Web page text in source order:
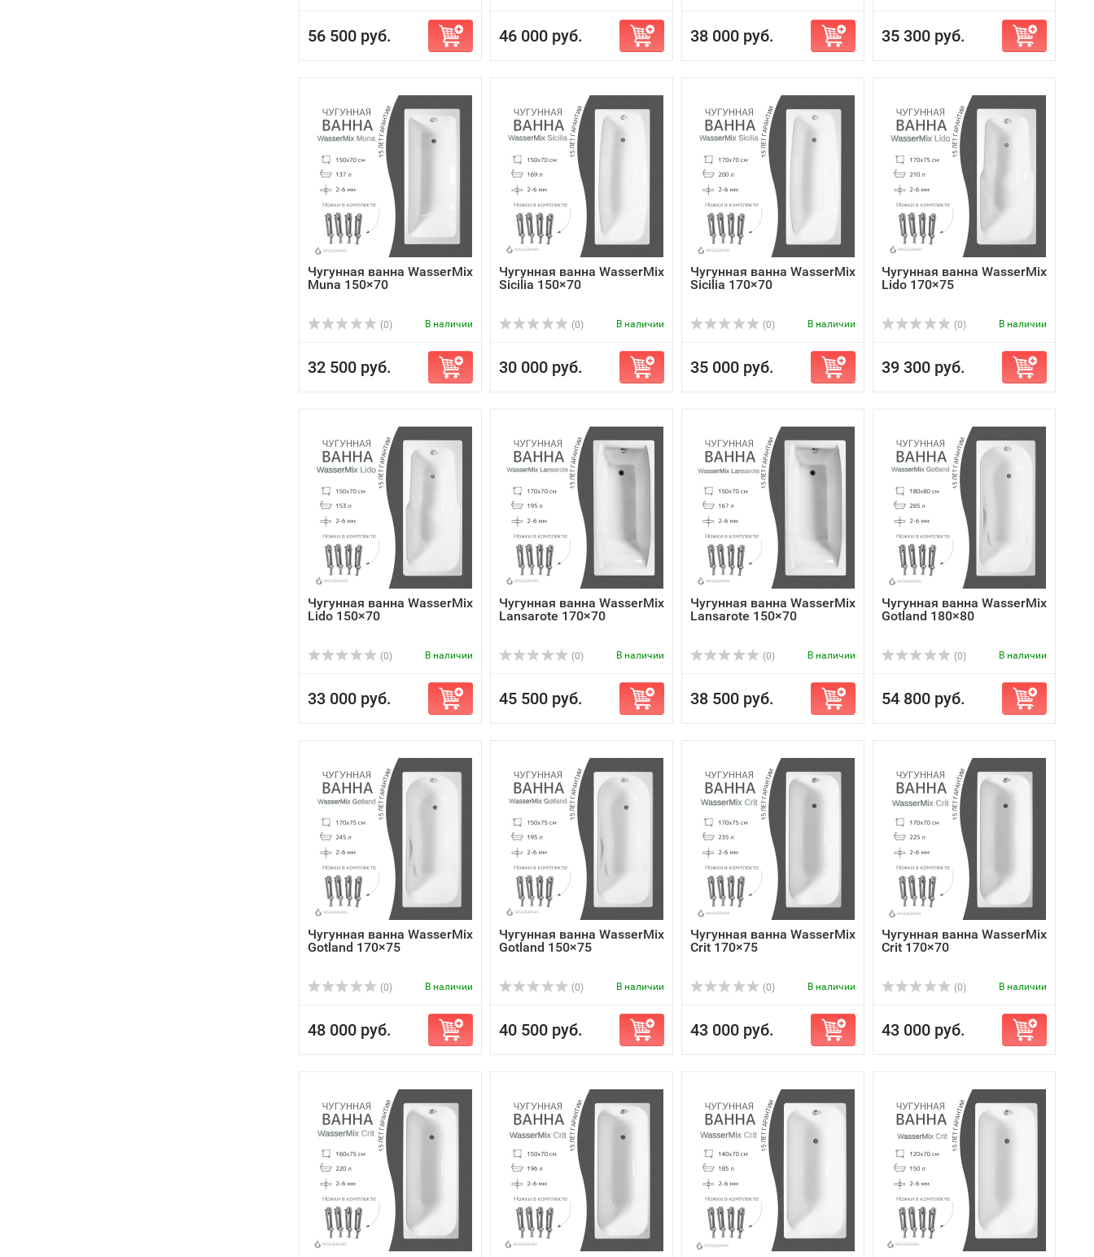
56 500 руб. 46 000 руб. 38 000 руб. 35 300 руб.
Чугунная ванна WasserMix
Muna 150×70
(0) В наличии
32 500 руб.
Чугунная ванна WasserMix
Sicilia 150×70
(0) В наличии
30 000 руб.
Чугунная ванна WasserMix
Sicilia 170×70
(0) В наличии
35 000 руб.
Чугунная ванна WasserMix
Lido 170×75
(0) В наличии
39 300 руб.
Чугунная ванна WasserMix
Lido 150×70
(0) В наличии
33 000 руб.
Чугунная ванна WasserMix
Lansarote 170×70
(0) В наличии
45 500 руб.
Чугунная ванна WasserMix
Lansarote 150×70
(0) В наличии
38 500 руб.
Чугунная ванна WasserMix
Gotland 180×80
(0) В наличии
54 800 руб.
Чугунная ванна WasserMix
Gotland 170×75
(0) В наличии
48 000 руб.
Чугунная ванна WasserMix
Gotland 150×75
(0) В наличии
40 500 руб.
Чугунная ванна WasserMix
Crit 170×75
(0) В наличии
43 000 руб.
Чугунная ванна WasserMix
Crit 170×70
(0) В наличии
43 000 руб.